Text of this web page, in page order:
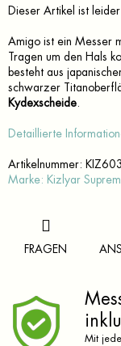
Dieser Artikel ist
Amigo ist ein Messer
Tragen um den Hals
besteht aus
schwarzer
Kydexscheide
Detaillierte
Artikelnummer:
Marke: Kizlyar
FRAGEN
Mit